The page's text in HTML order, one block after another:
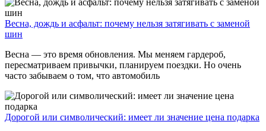
Весна, дождь и асфальт: почему нельзя затягивать с заменой
шин
Весна — это время обновления. Мы меняем гардероб,
пересматриваем привычки, планируем поездки. Но очень
часто забываем о том, что автомобиль
Дорогой или символический: имеет ли значение цена подарка